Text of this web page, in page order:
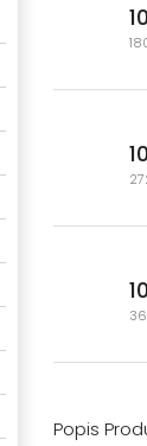
Popis